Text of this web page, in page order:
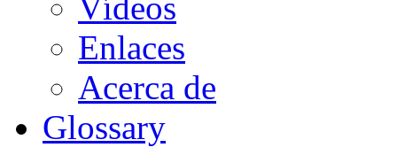
Vídeos
Enlaces
Acerca de
Glossary